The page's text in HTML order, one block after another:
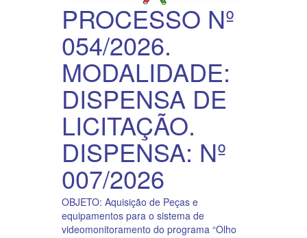
PROCESSO Nº
054/2026.
MODALIDADE:
DISPENSA DE
LICITAÇÃO.
DISPENSA: Nº
007/2026
OBJETO: Aquisição de Peças e
equipamentos para o sistema de
videomonitoramento do programa “Olho